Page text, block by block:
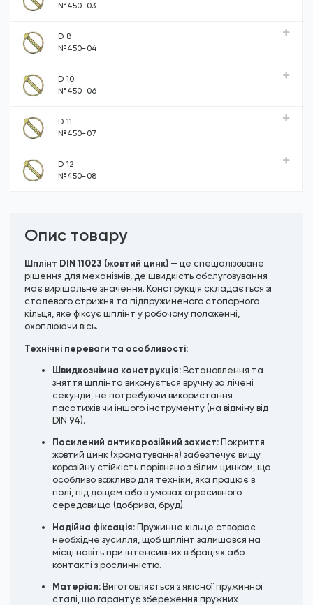
№450-03
D 8
№450-04
D 10
№450-06
D 11
№450-07
D 12
№450-08
Опис товару
Шплінт DIN 11023 (жовтий цинк) — це спеціалізоване
рішення для механізмів, де швидкість обслуговування
має вирішальне значення. Конструкція складається зі
сталевого стрижня та підпружиненого стопорного
кільця, яке фіксує шплінт у робочому положенні,
охоплюючи вісь.
Технічні переваги та особливості:
Швидкознімна конструкція: Встановлення та
зняття шплінта виконується вручну за лічені
секунди, не потребуючи використання
пасатижів чи іншого інструменту (на відміну від
DIN 94).
Посилений антикорозійний захист: Покриття
жовтий цинк (хроматування) забезпечує вищу
корозійну стійкість порівняно з білим цинком, що
особливо важливо для техніки, яка працює в
полі, під дощем або в умовах агресивного
середовища (добрива, бруд).
Надійна фіксація: Пружинне кільце створює
необхідне зусилля, щоб шплінт залишався на
місці навіть при інтенсивних вібраціях або
контакті з рослинністю.
Матеріал: Виготовляється з якісної пружинної
сталі, що гарантує збереження пружних